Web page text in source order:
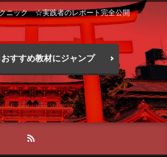
ック ☆実践者のレポート完全公開
すすめ教材にジャンプ